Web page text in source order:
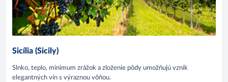
Sicília (Sicily)
Slnko, teplo, minimum zrážok a zloženie pôdy umožňujú vznik
elegantných vín s výraznou vôňou.